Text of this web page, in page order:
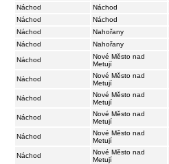
Náchod
Náchod
Náchod
Náchod
Náchod
Nahořany
Náchod
Nahořany
Náchod
Nové Město nad
Metují
Náchod
Nové Město nad
Metují
Náchod
Nové Město nad
Metují
Náchod
Nové Město nad
Metují
Náchod
Nové Město nad
Metují
Náchod
Nové Město nad
Metují